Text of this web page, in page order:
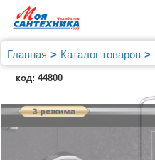
Главная Каталог товаров
Душевая стойка D&K
код: 44800